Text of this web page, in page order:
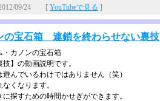
09/24 [ YouTubeで見る ]
の宝石箱 連鎖を終わらせない裏技
カノンの宝石箱
】の動画説明です。
んでいるわけではありません（笑）
くなります。
探すための時間かせぎができます。